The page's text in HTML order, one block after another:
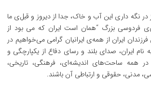
در نگه داری این آب و خاک، جدا از دیروز و قبل‌ی ما
بزرگ “همان است ایران که می بود از
ایران از همه‌ی ایرانیان گرامی می‌خواهیم در
ایران، صدای بلند و رسای دفاع از یکپارچگی و
در همه ساحت‌های اندیشه‌ای، فرهنگی، تاریخی،
مدنی، حقوقی و ارتباطی آن باشند.